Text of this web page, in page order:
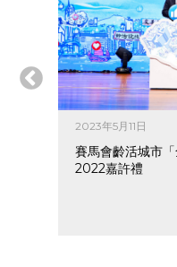
2023年5月11日
賽馬會齡活城市
2022嘉許禮